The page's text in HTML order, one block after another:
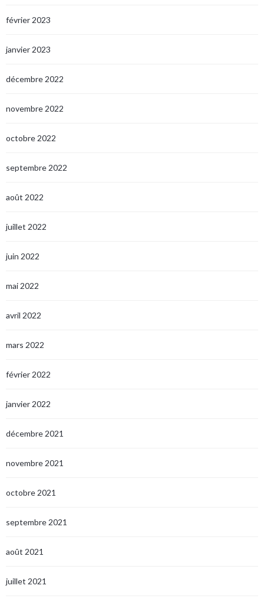
février 2023
janvier 2023
décembre 2022
novembre 2022
octobre 2022
septembre 2022
août 2022
juillet 2022
juin 2022
mai 2022
avril 2022
mars 2022
février 2022
janvier 2022
décembre 2021
novembre 2021
octobre 2021
septembre 2021
août 2021
juillet 2021